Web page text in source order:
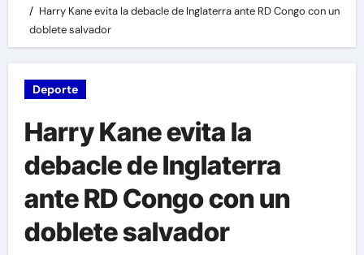
Harry Kane evita la debacle de Inglaterra ante RD Congo con un
doblete salvador
Deporte
Harry Kane evita la
debacle de Inglaterra
ante RD Congo con un
doblete salvador